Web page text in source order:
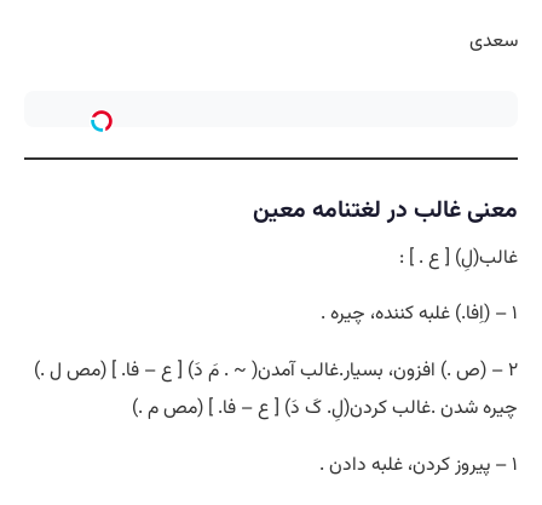
سعدی
معنی غالب در لغتنامه معین
غالب(لِ) [ ع . ] :
۱ – (اِفا.) غلبه کننده، چیره .
۲ – (ص .) افزون، بسیار.غالب آمدن( ~ . مَ دَ) [ ع – فا. ] (مص ل .)
چیره شدن .غالب کردن(لِ. کَ دَ) [ ع – فا. ] (مص م .)
۱ – پیروز کردن، غلبه دادن .